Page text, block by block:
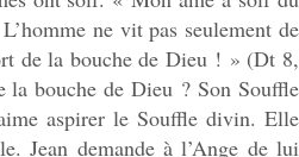
ne vit pas seulement de
de la bouche de Dieu ! » (Dt 8,
la bouche de Dieu ? Son Souffle
aspirer le Souffle divin. Elle
Jean demande à l’Ange de lui